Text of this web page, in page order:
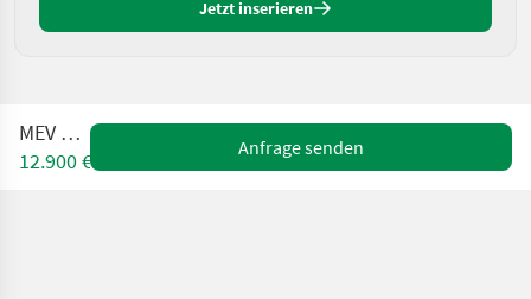
Jetzt inserieren
MEV 4500
12.900 €
Anfrage senden